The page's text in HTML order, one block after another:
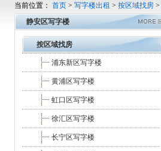
当前位置： 首页 > 写字楼出租 > 按区域找房 >
静安区写字楼
按区域找房
浦东新区写字楼
黄浦区写字楼
虹口区写字楼
徐汇区写字楼
长宁区写字楼